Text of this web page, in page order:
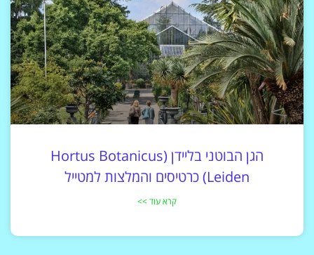
הגן הבוטני בליידן (Hortus Botanicus
Leiden) כרטיסים והמלצות למטייל
קרא עוד >>